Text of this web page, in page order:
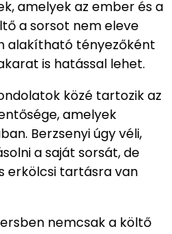
amelyek az ember és a
a sorsot nem eleve
alakítható tényezőként
is hatással lehet.
közé tartozik az
amelyek
Berzsenyi úgy véli,
a saját sorsát, de
erkölcsi tartásra van
nemcsak a költő